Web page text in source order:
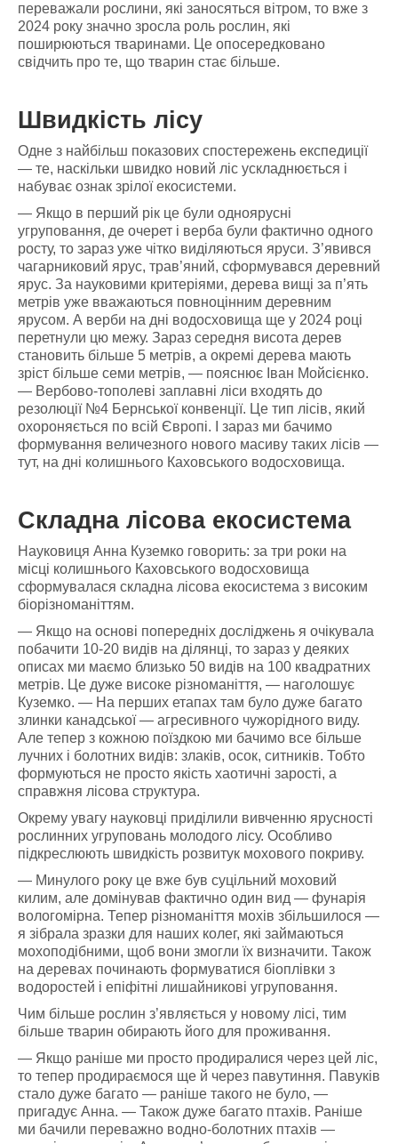
переважали рослини, які заносяться вітром, то вже з
2024 року значно зросла роль рослин, які
поширюються тваринами. Це опосередковано
свідчить про те, що тварин стає більше.
Швидкість лісу
Одне з найбільш показових спостережень експедиції
— те, наскільки швидко новий ліс ускладнюється і
набуває ознак зрілої екосистеми.
— Якщо в перший рік це були одноярусні
угруповання, де очерет і верба були фактично одного
росту, то зараз уже чітко виділяються яруси. З’явився
чагарниковий ярус, трав’яний, сформувався деревний
ярус. За науковими критеріями, дерева вищі за п’ять
метрів уже вважаються повноцінним деревним
ярусом. А верби на дні водосховища ще у 2024 році
перетнули цю межу. Зараз середня висота дерев
становить більше 5 метрів, а окремі дерева мають
зріст більше семи метрів, — пояснює Іван Мойсієнко.
— Вербово-тополеві заплавні ліси входять до
резолюції №4 Бернської конвенції. Це тип лісів, який
охороняється по всій Європі. І зараз ми бачимо
формування величезного нового масиву таких лісів —
тут, на дні колишнього Каховського водосховища.
Складна лісова екосистема
Науковиця Анна Куземко говорить: за три роки на
місці колишнього Каховського водосховища
сформувалася складна лісова екосистема з високим
біорізноманіттям.
— Якщо на основі попередніх досліджень я очікувала
побачити 10-20 видів на ділянці, то зараз у деяких
описах ми маємо близько 50 видів на 100 квадратних
метрів. Це дуже високе різноманіття, — наголошує
Куземко. — На перших етапах там було дуже багато
злинки канадської — агресивного чужорідного виду.
Але тепер з кожною поїздкою ми бачимо все більше
лучних і болотних видів: злаків, осок, ситників. Тобто
формуються не просто якість хаотичні зарості, а
справжня лісова структура.
Окрему увагу науковці приділили вивченню ярусності
рослинних угруповань молодого лісу. Особливо
підкреслюють швидкість розвитук мохового покриву.
— Минулого року це вже був суцільний моховий
килим, але домінував фактично один вид — фунарія
вологомірна. Тепер різноманіття мохів збільшилося —
я зібрала зразки для наших колег, які займаються
мохоподібними, щоб вони змогли їх визначити. Також
на деревах починають формуватися біоплівки з
водоростей і епіфітні лишайникові угруповання.
Чим більше рослин з’являється у новому лісі, тим
більше тварин обирають його для проживання.
— Якщо раніше ми просто продиралися через цей ліс,
то тепер продираємося ще й через павутиння. Павуків
стало дуже багато — раніше такого не було, —
пригадує Анна. — Також дуже багато птахів. Раніше
ми бачили переважно водно-болотних птахів —